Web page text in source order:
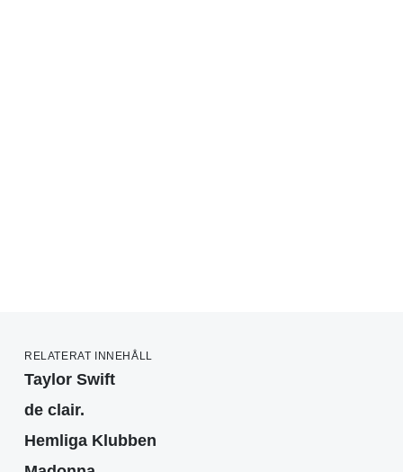
RELATERAT INNEHÅLL
Taylor Swift
de clair.
Hemliga Klubben